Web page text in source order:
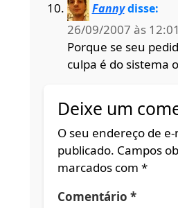
Fanny disse:
26/09/2007 às
Porque se seu
culpa é do sistema
Deixe um
O seu endereço de
publicado. Campos
marcados com *
Comentário *